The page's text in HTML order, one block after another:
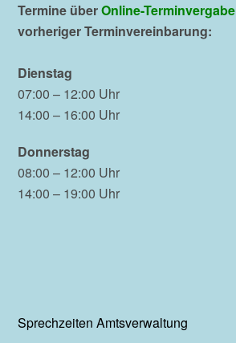
Termine überOnline-Terminvergabe
vorheriger Terminvereinbarung:
Dienstag
07:00 – 12:00 Uhr
14:00 – 16:00 Uhr
Donnerstag
08:00 – 12:00 Uhr
14:00 – 19:00 Uhr
Sprechzeiten Amtsverwaltung